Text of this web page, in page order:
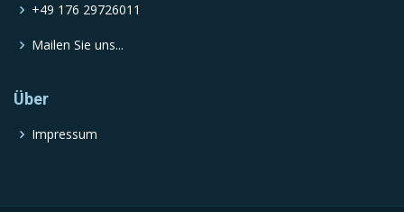
+49 176 29726011
Mailen Sie uns...
Über
Impressum